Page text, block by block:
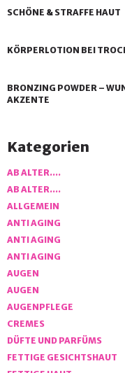
SCHÖNE & STRAFFE HAUT
KÖRPERLOTION BEI
BRONZING POWDER –
AKZENTE
Kategorien
AB ALTER….
AB ALTER….
ALLGEMEIN
ANTI AGING
ANTI AGING
ANTI AGING
AUGEN
AUGEN
AUGENPFLEGE
CREMES
DÜFTE UND PARFÜMS
FETTIGE GESICHTSHAUT